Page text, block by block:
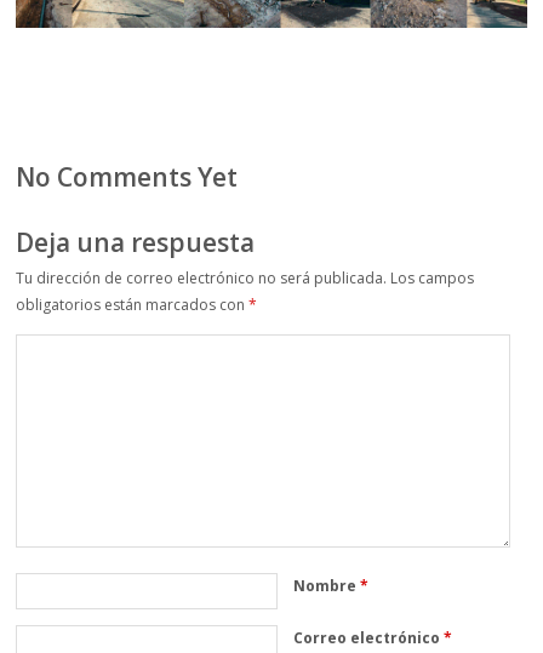
No Comments Yet
Deja una respuesta
Tu dirección de correo electrónico no será publicada. Los campos
obligatorios están marcados con*
Nombre*
Correo electrónico*